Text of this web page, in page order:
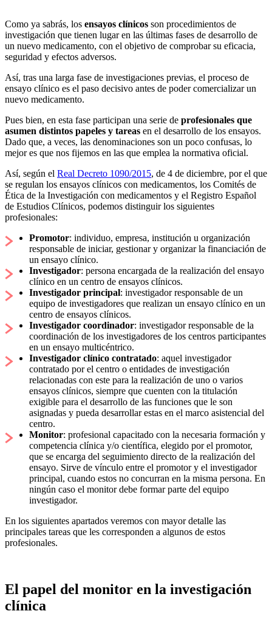
Como ya sabrás, los ensayos clínicos son procedimientos de
investigación que tienen lugar en las últimas fases de desarrollo de
un nuevo medicamento, con el objetivo de comprobar su eficacia,
seguridad y efectos adversos.
Así, tras una larga fase de investigaciones previas, el proceso de
ensayo clínico es el paso decisivo antes de poder comercializar un
nuevo medicamento.
Pues bien, en esta fase participan una serie de profesionales que
asumen distintos papeles y tareas en el desarrollo de los ensayos.
Dado que, a veces, las denominaciones son un poco confusas, lo
mejor es que nos fijemos en las que emplea la normativa oficial.
Así, según el Real Decreto 1090/2015, de 4 de diciembre, por el que
se regulan los ensayos clínicos con medicamentos, los Comités de
Ética de la Investigación con medicamentos y el Registro Español
de Estudios Clínicos, podemos distinguir los siguientes
profesionales:
Promotor: individuo, empresa, institución u organización
responsable de iniciar, gestionar y organizar la financiación de
un ensayo clínico.
Investigador: persona encargada de la realización del ensayo
clínico en un centro de ensayos clínicos.
Investigador principal: investigador responsable de un
equipo de investigadores que realizan un ensayo clínico en un
centro de ensayos clínicos.
Investigador coordinador: investigador responsable de la
coordinación de los investigadores de los centros participantes
en un ensayo multicéntrico.
Investigador clínico contratado: aquel investigador
contratado por el centro o entidades de investigación
relacionadas con este para la realización de uno o varios
ensayos clínicos, siempre que cuenten con la titulación
exigible para el desarrollo de las funciones que le son
asignadas y pueda desarrollar estas en el marco asistencial del
centro.
Monitor: profesional capacitado con la necesaria formación y
competencia clínica y/o científica, elegido por el promotor,
que se encarga del seguimiento directo de la realización del
ensayo. Sirve de vínculo entre el promotor y el investigador
principal, cuando estos no concurran en la misma persona. En
ningún caso el monitor debe formar parte del equipo
investigador.
En los siguientes apartados veremos con mayor detalle las
principales tareas que les corresponden a algunos de estos
profesionales.
El papel del monitor en la investigación
clínica